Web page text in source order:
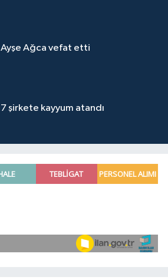
Ayşe Ağca vefat etti
7 şirkete kayyum atandı